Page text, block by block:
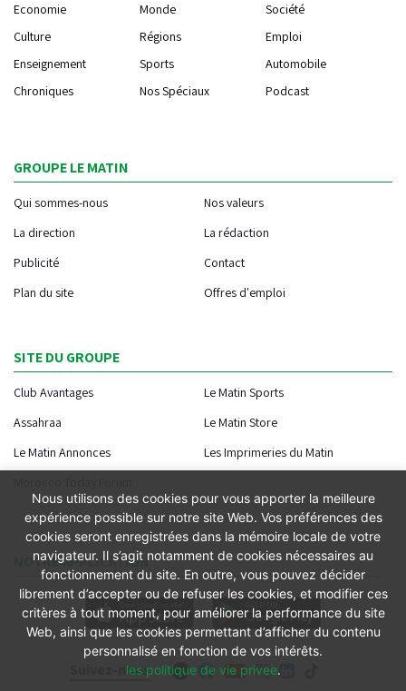
Suivez-nous
Economie
Monde
Société
Culture
Régions
Emploi
Enseignement
Sports
Automobile
Chroniques
Nos Spéciaux Podcast
GROUPE LE MATIN
Qui sommes-nous
Nos valeurs
La direction
La rédaction
Publicité
Contact
Plan du site
Offres d'emploi
SITE DU GROUPE
Club Avantages
Le Matin Sports
Assahraa
Le Matin Store
Le Matin Annonces
Les Imprimeries du Matin
NOTRE APPLICATION
Nous utilisons des cookies pour vous apporter la meilleure
expérience possible sur notre site Web. Vos préférences des
cookies seront enregistrées dans la mémoire locale de votre
navigateur. Il s’agit notamment de cookies nécessaires au
fonctionnement du site. En outre, vous pouvez décider
librement d’accepter ou de refuser les cookies, et modifier ces
critères à tout moment, pour améliorer la performance du site
Web, ainsi que les cookies permettant d’afficher du contenu
personnalisé en fonction de vos intérêts.
les politique de vie privee.